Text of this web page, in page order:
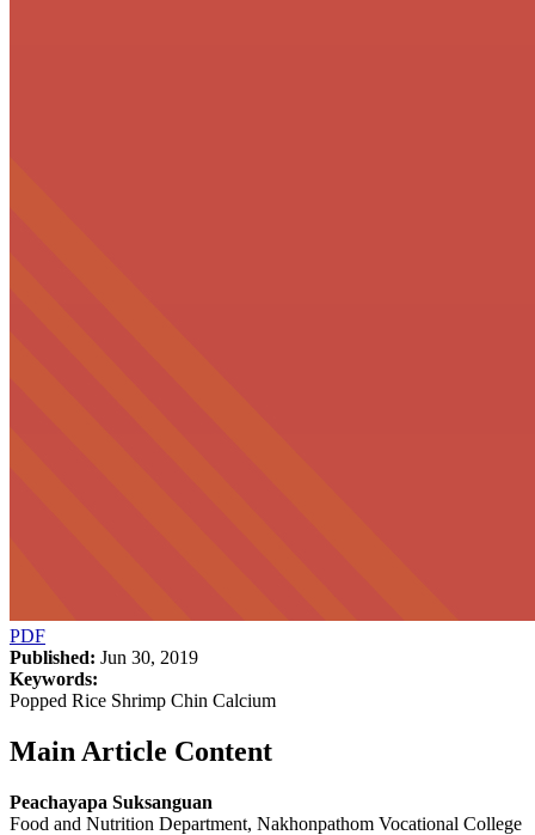
PDF
Published: Jun 30, 2019
Keywords:
Popped Rice Shrimp Chin Calcium
Main Article Content
Peachayapa Suksanguan
Food and Nutrition Department, Nakhonpathom Vocational College